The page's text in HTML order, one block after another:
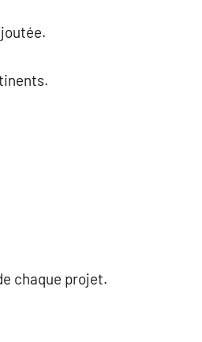
chaque projet.